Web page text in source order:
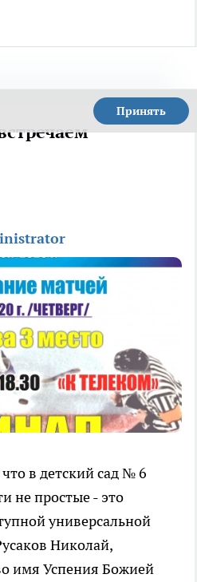
Принять
в детский сад № 6
не простые - это
универсальной
Николай,
имя Успения Божией